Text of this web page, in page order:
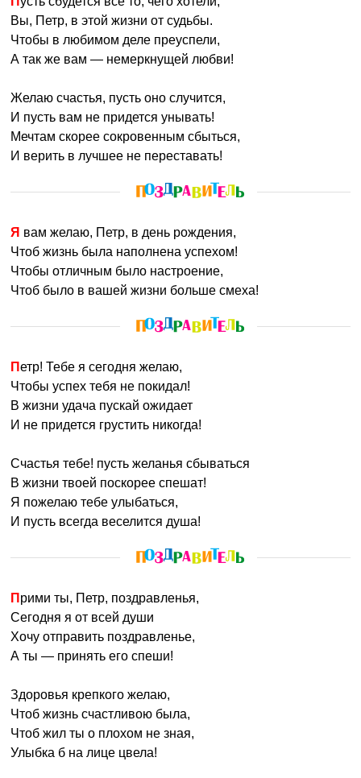
Именины:20 августа, 22 августа, 25 августа, 6 сентября, 8
сентября, 12 сентября, 15 сентября, 16 сентября, 17
сентября, 23 сентября, 24 сентября, 26 сентября, 5
октября, 15 октября, 16 октября, 17 октября
Вы, Петр, в этой жизни от судьбы.
Чтобы в любимом деле преуспели,
А так же вам — немеркнущей любви!
Желаю счастья, пусть оно случится,
И пусть вам не придется унывать!
Мечтам скорее сокровенным сбыться,
И верить в лучшее не переставать!
Я вам желаю, Петр, в день рождения,
Чтоб жизнь была наполнена успехом!
Чтобы отличным было настроение,
Чтоб было в вашей жизни больше смеха!
Петр! Тебе я сегодня желаю,
Чтобы успех тебя не покидал!
В жизни удача пускай ожидает
И не придется грустить никогда!
Счастья тебе! пусть желанья сбываться
В жизни твоей поскорее спешат!
Я пожелаю тебе улыбаться,
И пусть всегда веселится душа!
Прими ты, Петр, поздравленья,
Сегодня я от всей души
Хочу отправить поздравленье,
А ты — принять его спеши!
Здоровья крепкого желаю,
Чтоб жизнь счастливою была,
Чтоб жил ты о плохом не зная,
Улыбка б на лице цвела!